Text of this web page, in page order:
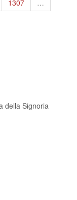
1307
…
della Signoria